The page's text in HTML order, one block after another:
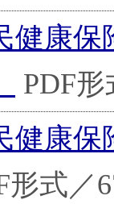
健康
PDF
健康
形式／